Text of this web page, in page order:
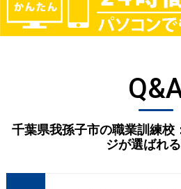
千葉県我孫子市の職業訓練校
ジが選ばれ